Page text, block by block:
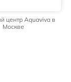
центр Aquaviva в
Москве